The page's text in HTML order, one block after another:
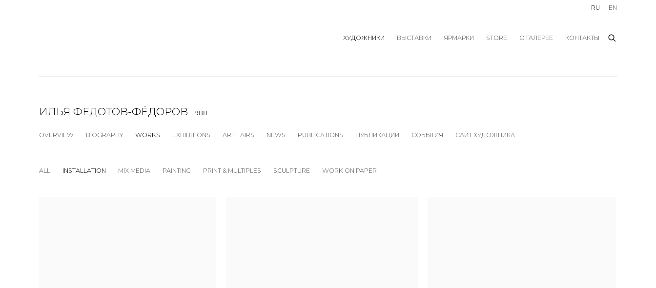
ХУДОЖНИКИ ВЫСТАВКИ ЯРМАРКИ STORE О ГАЛЕРЕЕ КОНТАКТЫ
RU EN
ИЛЬЯ ФЕДОТОВ-ФЁДОРОВ 1988
OVERVIEW BIOGRAPHY WORKS EXHIBITIONS ART FAIRS NEWS PUBLICATIONS ПУБЛИКАЦИИ СОБЫТИЯ САЙТ ХУДОЖНИКА
ALL INSTALLATION MIX MEDIA PAINTING PRINT & MULTIPLES SCULPTURE WORK ON PAPER